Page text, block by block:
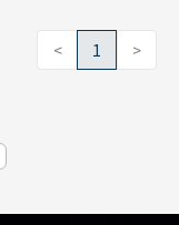
< 1 >